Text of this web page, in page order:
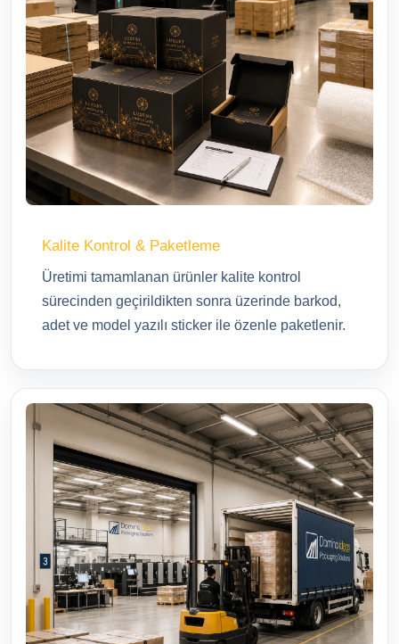
Kalite Kontrol & Paketleme
Üretimi tamamlanan ürünler kalite kontrol
sürecinden geçirildikten sonra üzerinde barkod,
adet ve model yazılı sticker ile özenle paketlenir.